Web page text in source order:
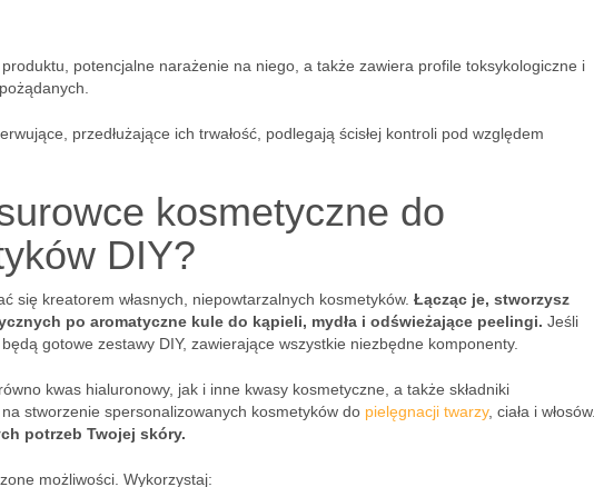
potencjalne narażenie na niego, a także zawiera profile toksykologiczne i
przedłużające ich trwałość, podlegają ścisłej kontroli pod względem
kosmetyczne do
DIY?
się kreatorem własnych, niepowtarzalnych kosmetyków. Łącząc je, stworzysz
po aromatyczne kule do kąpieli, mydła i odświeżające peelingi. Jeśli
gotowe zestawy DIY, zawierające wszystkie niezbędne komponenty.
kwas hialuronowy, jak i inne kwasy kosmetyczne, a także składniki
stworzenie spersonalizowanych kosmetyków do pielęgnacji twarzy, ciała i włosów.
potrzeb Twojej skóry.
możliwości. Wykorzystaj: